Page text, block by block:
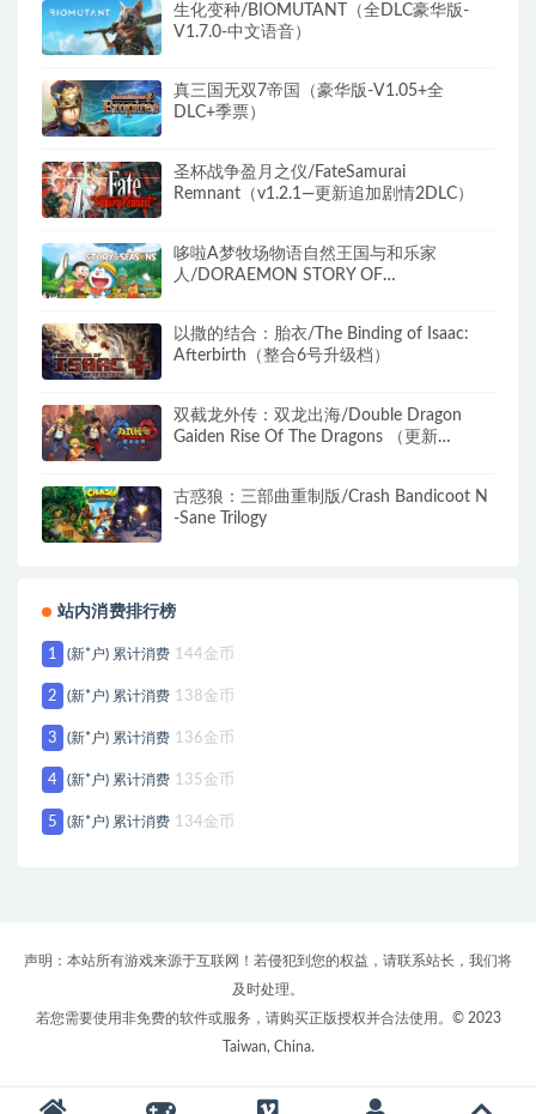
生化变种/BIOMUTANT（全DLC豪华版-
V1.7.0-中文语音）
真三国无双7帝国（豪华版-V1.05+全
DLC+季票）
圣杯战争盈月之仪/FateSamurai
Remnant（v1.2.1—更新追加剧情2DLC）
哆啦A梦牧场物语自然王国与和乐家
人/DORAEMON STORY OF
以撒的结合：胎衣/The Binding of Isaac:
Afterbirth（整合6号升级档）
双截龙外传：双龙出海/Double Dragon
Gaiden Rise Of The Dragons （更新
古惑狼：三部曲重制版/Crash Bandicoot N
-Sane Trilogy
站内消费排行榜
1 (新*户) 累计消费 144金币
2 (新*户) 累计消费 138金币
3 (新*户) 累计消费 136金币
4 (新*户) 累计消费 135金币
5 (新*户) 累计消费 134金币
声明：本站所有游戏来源于互联网！若侵犯到您的权益，请联系站长，我们将
及时处理。
若您需要使用非免费的软件或服务，请购买正版授权并合法使用。© 2023
Taiwan, China.